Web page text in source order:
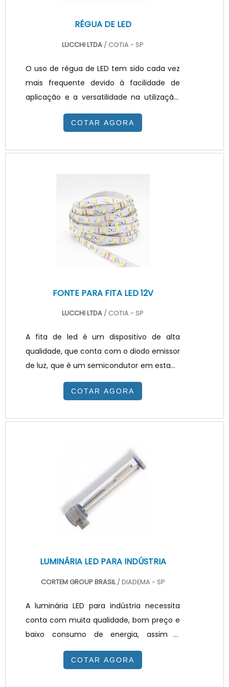
RÉGUA DE LED
LUCCHI LTDA / COTIA - SP
O uso de régua de LED tem sido cada vez
mais frequente devido à facilidade de
aplicação e a versatilidade na utilização.
Considerada atualmente como a mais
nova tendência no mercado é um
excelente qualidade, Perfeito para o
gasolina, entre outras aplicações..A
escolha mais assertiva para a iluminação
de espaços corporativos é a luz branca
neutra, pois estimula a produtividade. Para
COTAR AGORA
FONTE PARA FITA LED 12V
LUCCHI LTDA / COTIA - SP
A fita de led é um dispositivo de alta
qualidade, que conta com o diodo emissor
de luz, que é um semicondutor em estado
sólido que converte energia elétrica
diretamente em luz. Ele basicamente atua
razoavelmente baixa permite a
disparo contínuo, ou seja, a luz ocorre
quando o LED é polarizado, permitindo a
passagem de uma corrente elétrica.
Porém para que o produto funcione é
necessário contar com a fonte para fita
COTAR AGORA
LUMINÁRIA LED PARA INDÚSTRIA
CORTEM GROUP BRASIL/ DIADEMA - SP
A luminária LED para indústria necessita
conta com muita qualidade, bom preço e
baixo consumo de energia, assim é
possível obter o melhor custo benefício,
podendo atender a galpões, armazéns e
COTAR AGORA